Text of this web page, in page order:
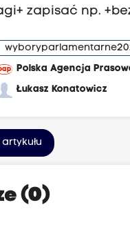
zapisać np.
Polska Agencja
Łukasz Konatowicz
(0)